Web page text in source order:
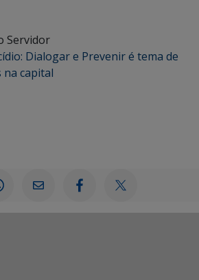
Servidor
Dialogar e Prevenir é tema de
na capital